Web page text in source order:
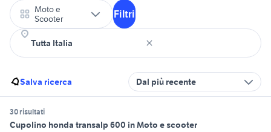
Moto e
Scooter
Filtri
Salva ricerca Dal più recente
30 risultati
Cupolino honda transalp 600 in Moto e scooter